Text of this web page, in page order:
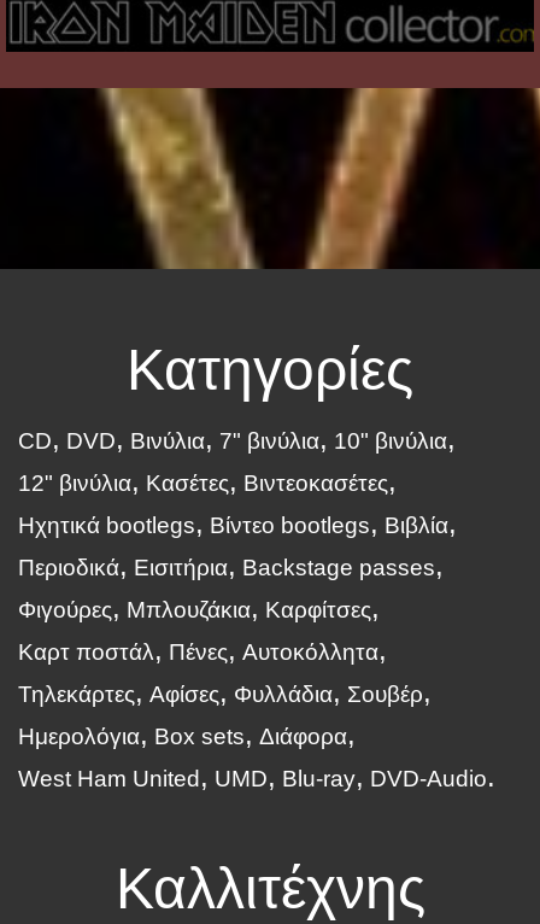
Κατηγορίες
CD DVD Βινύλια 7" βινύλια
10" βινύλια
12" βινύλια
Κασέτες
Βιντεοκασέτες
Ηχητικά bootlegs
Βίντεο bootlegs
Βιβλία
Περιοδικά
Εισιτήρια
Backstage passes
Φιγούρες
Μπλουζάκια
Καρφίτσες
Καρτ ποστάλ
Πένες
Αυτοκόλλητα
Τηλεκάρτες
Αφίσες Φυλλάδια
Σουβέρ
Ημερολόγια
Box sets
Διάφορα
West Ham United
UMD Blu-ray DVD-Audio
Καλλιτέχνης